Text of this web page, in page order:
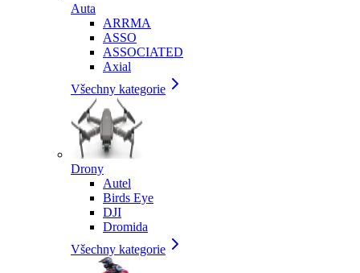
Auta
ARRMA
ASSO
ASSOCIATED
Axial
Všechny kategorie
Drony
Autel
Birds Eye
DJI
Dromida
Všechny kategorie